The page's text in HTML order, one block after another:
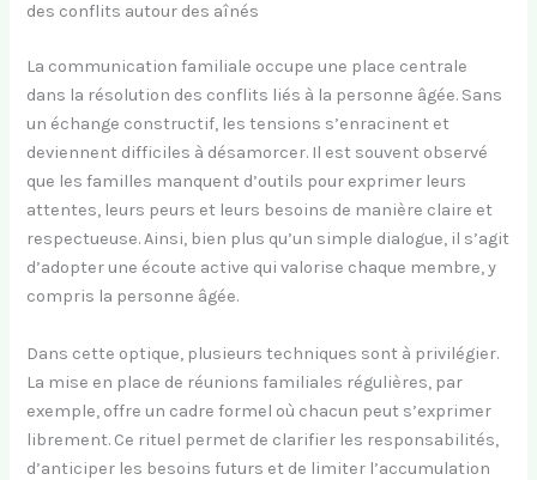
des conflits autour des aînés
La communication familiale occupe une place centrale
dans la résolution des conflits liés à la personne âgée. Sans
un échange constructif, les tensions s’enracinent et
deviennent difficiles à désamorcer. Il est souvent observé
que les familles manquent d’outils pour exprimer leurs
attentes, leurs peurs et leurs besoins de manière claire et
respectueuse. Ainsi, bien plus qu’un simple dialogue, il s’agit
d’adopter une écoute active qui valorise chaque membre, y
compris la personne âgée.
Dans cette optique, plusieurs techniques sont à privilégier.
La mise en place de réunions familiales régulières, par
exemple, offre un cadre formel où chacun peut s’exprimer
librement. Ce rituel permet de clarifier les responsabilités,
d’anticiper les besoins futurs et de limiter l’accumulation